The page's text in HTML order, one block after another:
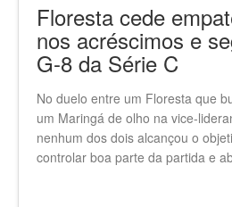
Floresta cede
nos acréscimos e
G-8 da Série C
No duelo entre um Floresta que
um Maringá de olho na vice-
nenhum dos dois alcançou o
controlar boa parte da partida e